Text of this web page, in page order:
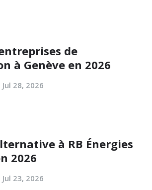
de
à Genève en 2026
Jul 28, 2026
à RB Énergies
2026
Jul 23, 2026